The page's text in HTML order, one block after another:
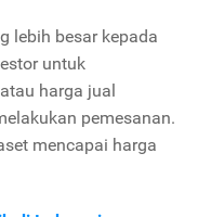
lebih besar kepada
untuk
harga jual
pemesanan.
mencapai harga